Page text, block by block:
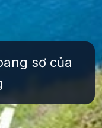
sơ của